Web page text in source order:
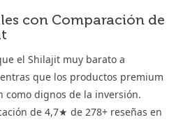
con Comparación de
el Shilajit muy barato a
que los productos premium
como dignos de la inversión.
de 4,7★ de 278+ reseñas en